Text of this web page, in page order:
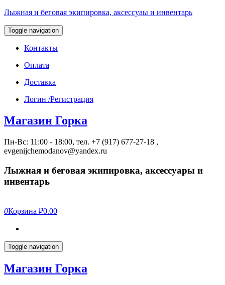
Лыжная и беговая экипировка, аксессуаы и инвентарь
Toggle navigation
Контакты
Оплата
Доставка
Логин /Регистрация
Магазин Горка
Пн-Вс: 11:00 - 18:00, тел. +7 (917) 677-27-18 ,
evgenijchemodanov@yandex.ru
Лыжная и беговая экипировка, аксессуары и
инвентарь
0Корзина ₽0.00
Toggle navigation
Магазин Горка